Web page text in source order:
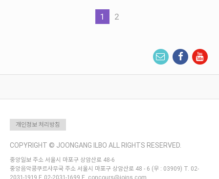
1 2
개인정보 처리방침
COPYRIGHT © JOONGANG ILBO ALL RIGHTS RESERVED.
중앙일보 주소 서울시 마포구 상암산로 48-6
중앙음악콩쿠르사무국 주소 서울시 마포구 상암산로 48 - 6 (우 : 03909) T. 02-
2031-1919 F. 02-2031-1699 E. concours@joins.com